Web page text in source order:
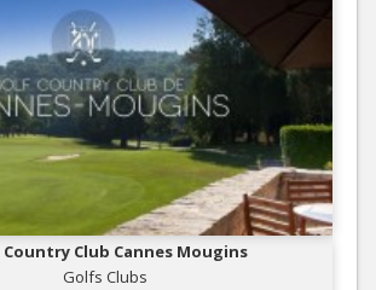
Club Cannes Mougins
Golfs Clubs